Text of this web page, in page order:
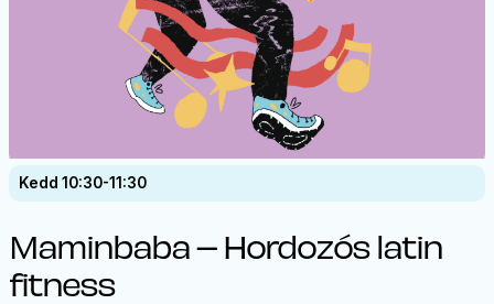
Kedd 10:30-11:30
Maminbaba – Hordozós latin
fitness